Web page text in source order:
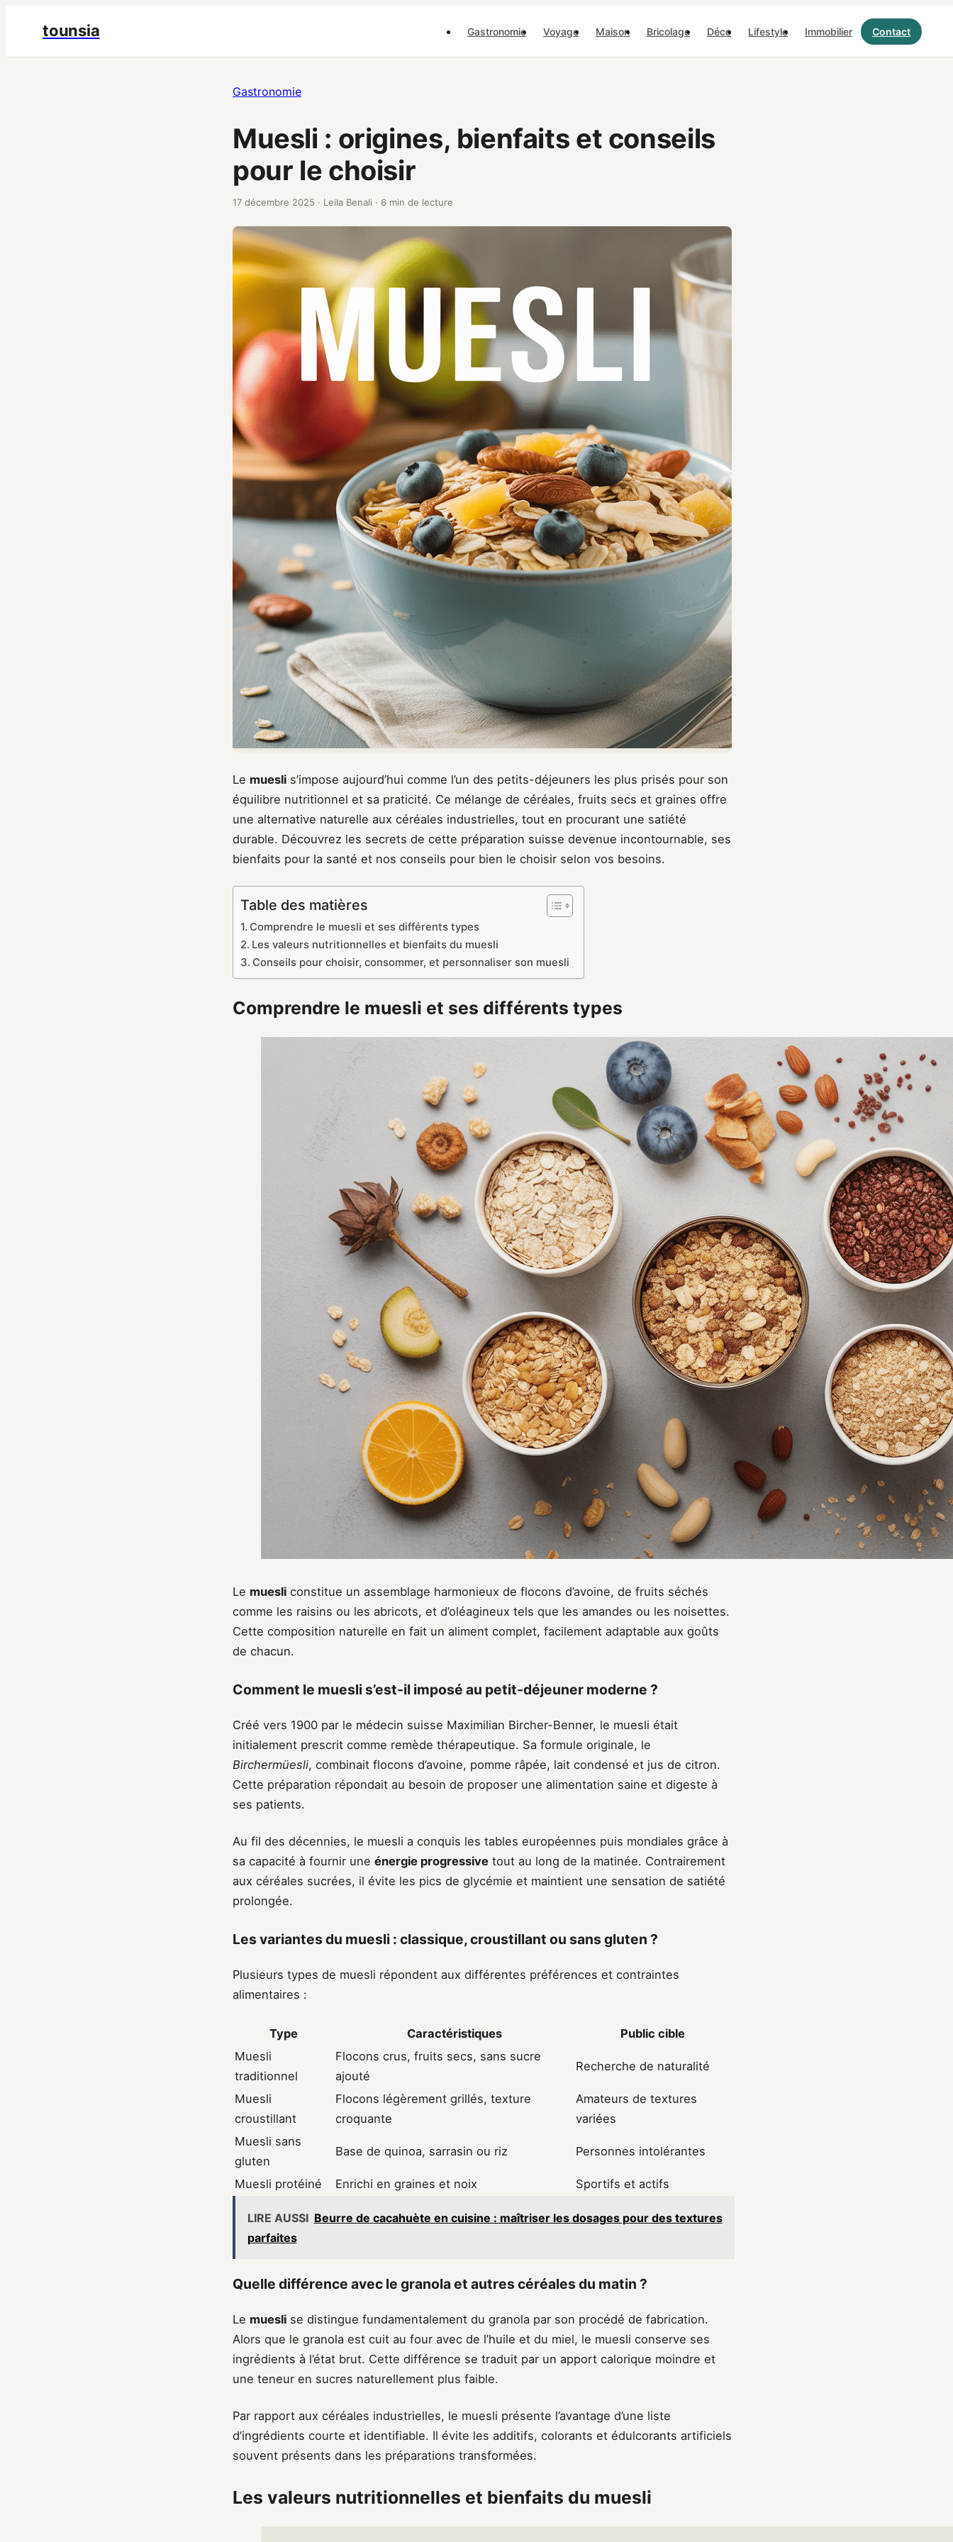
tounsia Gastronomie Voyage Maison Bricolage Déco Lifestyle Immobilier Contact
Gastronomie
Muesli : origines, bienfaits et conseils
pour le choisir
17 décembre 2025 · Leila Benali · 6 min de lecture
Le muesli s’impose aujourd’hui comme l’un des petits-déjeuners les plus prisés pour son
équilibre nutritionnel et sa praticité. Ce mélange de céréales, fruits secs et graines offre
une alternative naturelle aux céréales industrielles, tout en procurant une satiété
durable. Découvrez les secrets de cette préparation suisse devenue incontournable, ses
bienfaits pour la santé et nos conseils pour bien le choisir selon vos besoins.
Table des matières
Comprendre le muesli et ses différents types
Les valeurs nutritionnelles et bienfaits du muesli
Conseils pour choisir, consommer, et personnaliser son muesli
Comprendre le muesli et ses différents types
Le muesli constitue un assemblage harmonieux de flocons d’avoine, de fruits séchés
comme les raisins ou les abricots, et d’oléagineux tels que les amandes ou les noisettes.
Cette composition naturelle en fait un aliment complet, facilement adaptable aux goûts
de chacun.
Comment le muesli s’est-il imposé au petit-déjeuner moderne ?
Créé vers 1900 par le médecin suisse Maximilian Bircher-Benner, le muesli était
initialement prescrit comme remède thérapeutique. Sa formule originale, le
Birchermüesli, combinait flocons d’avoine, pomme râpée, lait condensé et jus de citron.
Cette préparation répondait au besoin de proposer une alimentation saine et digeste à
ses patients.
Au fil des décennies, le muesli a conquis les tables européennes puis mondiales grâce à
sa capacité à fournir une énergie progressive tout au long de la matinée. Contrairement
aux céréales sucrées, il évite les pics de glycémie et maintient une sensation de satiété
prolongée.
Les variantes du muesli : classique, croustillant ou sans gluten ?
Plusieurs types de muesli répondent aux différentes préférences et contraintes
alimentaires :
Type Caractéristiques
Public cible
Muesli
traditionnel
Flocons crus, fruits secs, sans sucre
ajouté
Recherche de naturalité
Muesli
croustillant
Flocons légèrement grillés, texture
croquante
Amateurs de textures
variées
Muesli sans
gluten
Base de quinoa, sarrasin ou riz Personnes intolérantes
Muesli protéiné Enrichi en graines et noix Sportifs et actifs
LIRE AUSSI Beurre de cacahuète en cuisine : maîtriser les dosages pour des textures
parfaites
Quelle différence avec le granola et autres céréales du matin ?
Le muesli se distingue fundamentalement du granola par son procédé de fabrication.
Alors que le granola est cuit au four avec de l’huile et du miel, le muesli conserve ses
ingrédients à l’état brut. Cette différence se traduit par un apport calorique moindre et
une teneur en sucres naturellement plus faible.
Par rapport aux céréales industrielles, le muesli présente l’avantage d’une liste
d’ingrédients courte et identifiable. Il évite les additifs, colorants et édulcorants artificiels
souvent présents dans les préparations transformées.
Les valeurs nutritionnelles et bienfaits du muesli